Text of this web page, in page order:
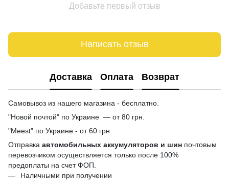
Добавьте первый отзыв
Написать отзыв
Доставка Оплата Возврат
Самовывоз из нашего магазина - бесплатно.
"Новой почтой" по Украине — от 80 грн.
"Meest" по Украине - от 60 грн.
Отправка автомобильных аккумуляторов и шин почтовым
перевозчиком осуществляется только после 100%
предоплаты на счет ФОП.
Наличными при получении